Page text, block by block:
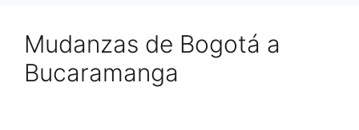
Mudanzas de Bogotá a
Bucaramanga